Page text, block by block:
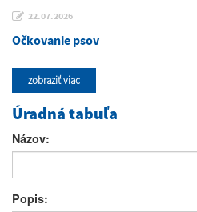
22.07.2026
Očkovanie psov
zobraziť viac
Úradná tabuľa
Názov:
Popis: